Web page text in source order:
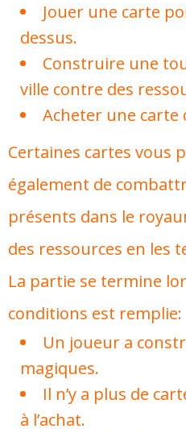
Jouer une carte
dessus.
Construire une
ville contre des
Acheter une carte
Certaines cartes vous
également de
présents dans le
des ressources en les
La partie se termine
conditions est remplie:
Un joueur a
magiques.
Il n’y a plus de
à l’achat.